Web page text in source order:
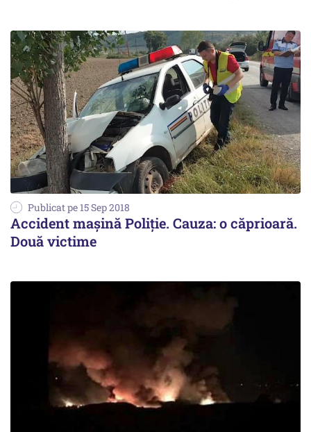
Publicat pe 15 Sep 2018
Accident mașină Poliție. Cauza: o căprioară.
Două victime